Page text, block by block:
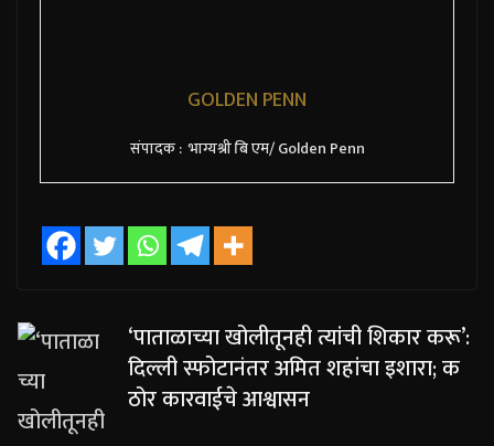
GOLDEN PENN
संपादक : भाग्यश्री बि एम/ Golden Penn
‘पाताळाच्या खोलीतूनही त्यांची शिकार करू’:
दिल्ली स्फोटानंतर अमित शहांचा इशारा; क
ठोर कारवाईचे आश्वासन